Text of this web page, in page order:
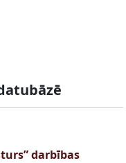
darbības